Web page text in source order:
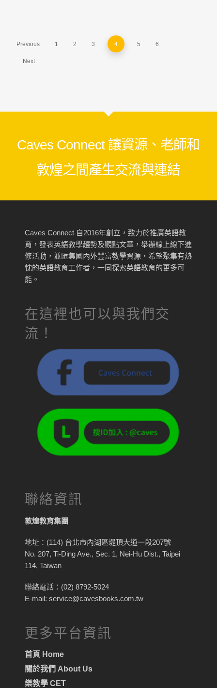
Previous 1 2 3 4 5 6
Next
Caves Connect 讓資源、老師和
敦煌之間產生交流與連結
Caves Connect 自2016年創立，致力於推廣英語教
育，發表英語教學趨勢及觀點文章，舉辦線上線下進
修活動，並匯集國內外豐富教學資源，希望聚集有熱
忱的英語教育工作者，一同探索英語教育的更多可
能。
在這裡也可以與我們交
流！
聯絡資訊
敦煌教育集團
地址：(114) 台北市內湖區堤頂大道一段207號
No. 207, Ti-Ding Ave., Sec. 1, Nei-Hu Dist., Taipei
114, Taiwan
聯絡電話：(02) 8792-5024
E-mail: service@cavesbooks.com.tw
更多平台資訊
首頁 Home
關於我們 About Us
樂教學 CET